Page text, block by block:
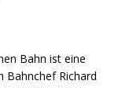
Bahn ist eine
Bahnchef Richard